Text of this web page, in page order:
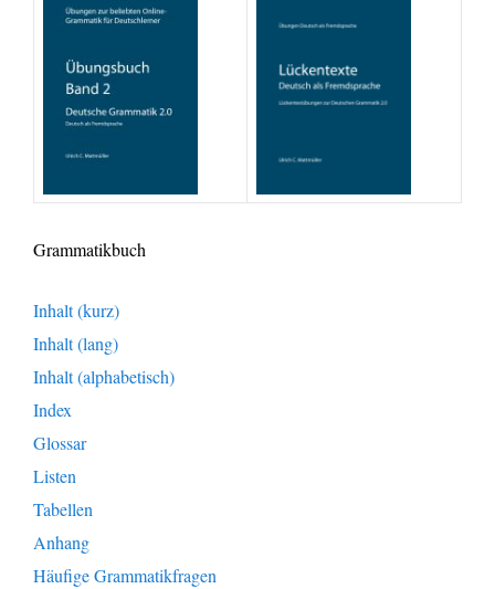
Grammatikbuch
Inhalt (kurz)
Inhalt (lang)
Inhalt (alphabetisch)
Index
Glossar
Listen
Tabellen
Anhang
Häufige Grammatikfragen